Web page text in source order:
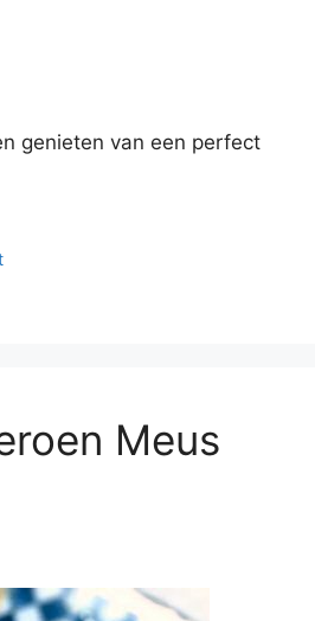
genieten van een perfect
Meus